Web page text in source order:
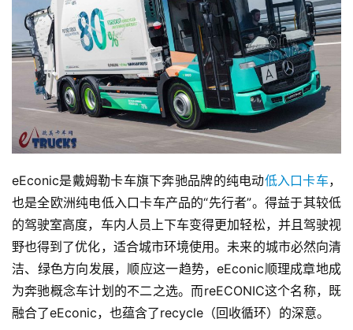
eEconic是戴姆勒卡车旗下奔驰品牌的纯电动低入口卡车，
也是全欧洲纯电低入口卡车产品的“先行者”。得益于其较低
的驾驶室高度，车内人员上下车变得更加轻松，并且驾驶视
野也得到了优化，适合城市环境使用。未来的城市必然向清
洁、绿色方向发展，顺应这一趋势，eEconic顺理成章地成
为奔驰概念车计划的不二之选。而reECONIC这个名称，既
融合了eEconic，也蕴含了recycle（回收循环）的深意。